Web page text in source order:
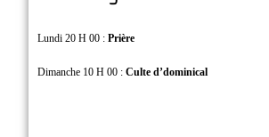
Lundi 20 H 00 :Prière
Dimanche 10 H 00 :Culte d’dominical